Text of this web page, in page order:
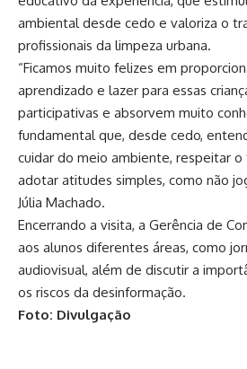
ambiental desde cedo e valoriza o
profissionais da limpeza urbana.
“Ficamos muito felizes em
aprendizado e lazer para essas
participativas e absorvem muito
fundamental que, desde cedo,
cuidar do meio ambiente, respeitar
adotar atitudes simples, como não
Júlia Machado.
Encerrando a visita, a Gerência de
aos alunos diferentes áreas, como
audiovisual, além de discutir a
os riscos da desinformação.
Foto: Divulgação